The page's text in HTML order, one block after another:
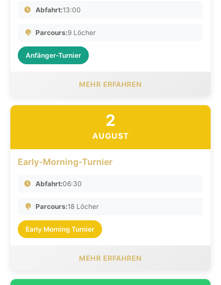
Abfahrt:13:00
Parcours:9 Löcher
Anfänger-Turnier
MEHR ERFAHREN
2
AUGUST
Early-Morning-Turnier
Abfahrt:06:30
Parcours:18 Löcher
Early Morning Turnier
MEHR ERFAHREN